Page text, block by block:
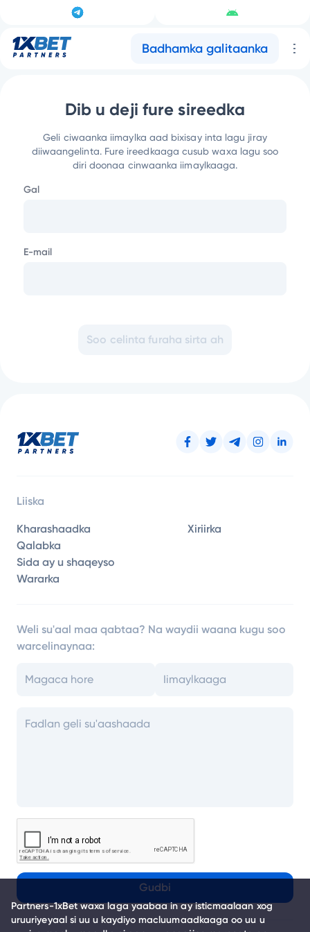
Partners-1xBet waxa laga yaabaa in ay isticmaalaan xog
uruuriyeyaal si uu u kaydiyo macluumaadkaaga oo uu u
Badhamka galitaanka
Dib u deji fure sireedka
Geli ciwaanka iimaylka aad bixisay inta lagu jiray
diiwaangelinta.Fure ireedkaaga cusub waxa lagu soo
diri doonaa cinwaanka iimaylkaaga.
Gal
E-mail
Soo celinta furaha sirta ah
Liiska
Kharashaadka
Qalabka
Sida ay u shaqeyso
Wararka
Xiriirka
Weli su'aal maa qabtaa? Na waydii waana kugu soo
warcelinaynaa:
Gudbi